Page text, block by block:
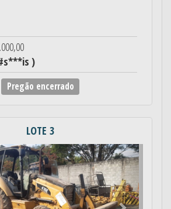
)
Pregão encerrado
LOTE 3
Próximo